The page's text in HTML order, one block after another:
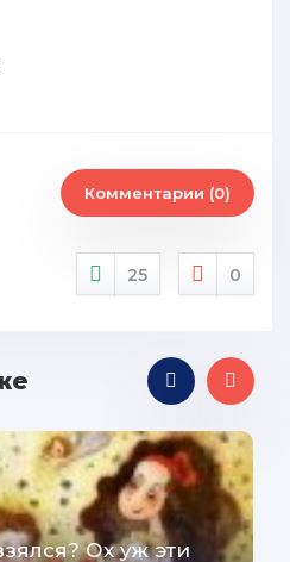
Комментарии (0)
25 0
Ох уж эти